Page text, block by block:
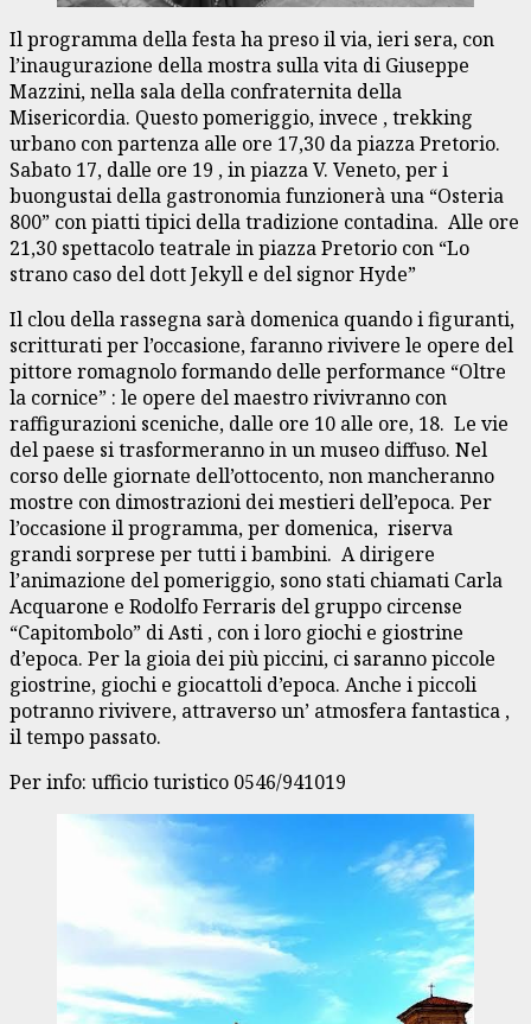
Il programma della festa ha preso il via, ieri sera, con
l’inaugurazione della mostra sulla vita di Giuseppe
Mazzini, nella sala della confraternita della
Misericordia. Questo pomeriggio, invece , trekking
urbano con partenza alle ore 17,30 da piazza Pretorio.
Sabato 17, dalle ore 19 , in piazza V. Veneto, per i
buongustai della gastronomia funzionerà una “Osteria
800” con piatti tipici della tradizione contadina. Alle ore
21,30 spettacolo teatrale in piazza Pretorio con “Lo
strano caso del dott Jekyll e del signor Hyde”
Il clou della rassegna sarà domenica quando i figuranti,
scritturati per l’occasione, faranno rivivere le opere del
pittore romagnolo formando delle performance “Oltre
la cornice” : le opere del maestro rivivranno con
raffigurazioni sceniche, dalle ore 10 alle ore, 18. Le vie
del paese si trasformeranno in un museo diffuso. Nel
corso delle giornate dell’ottocento, non mancheranno
mostre con dimostrazioni dei mestieri dell’epoca. Per
l’occasione il programma, per domenica, riserva
grandi sorprese per tutti i bambini. A dirigere
l’animazione del pomeriggio, sono stati chiamati Carla
Acquarone e Rodolfo Ferraris del gruppo circense
“Capitombolo” di Asti , con i loro giochi e giostrine
d’epoca. Per la gioia dei più piccini, ci saranno piccole
giostrine, giochi e giocattoli d’epoca. Anche i piccoli
potranno rivivere, attraverso un’ atmosfera fantastica ,
il tempo passato.
Per info: ufficio turistico 0546/941019